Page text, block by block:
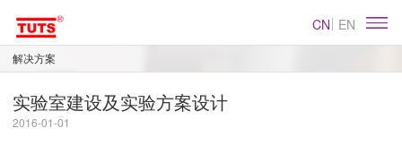
CN EN
解决方案
实验室建设及实验方案设计
2016-01-01